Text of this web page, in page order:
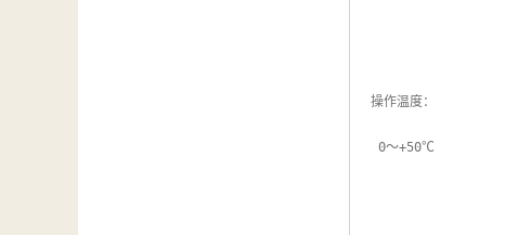
操作温度：